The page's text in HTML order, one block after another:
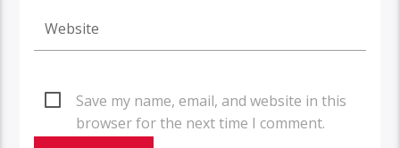
Save my name, email, and website in this
browser for the next time I comment.